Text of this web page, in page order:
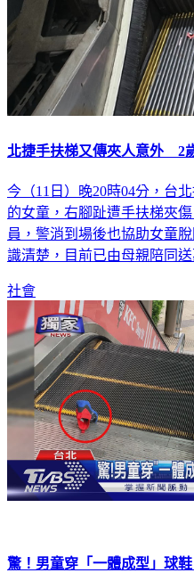
北捷手扶梯又傳夾人意外 2
今（11日）晚20時04分，台
的女童，右腳趾遭手扶梯夾
員，警消到場後也協助女童
識清楚，目前已由母親陪同
社會
驚！男童穿「一體成型」球